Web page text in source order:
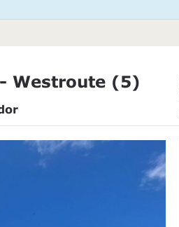
Westroute (5)